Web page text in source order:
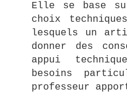
Elle se base
choix
lesquels un
donner des
appui
besoins
professeur